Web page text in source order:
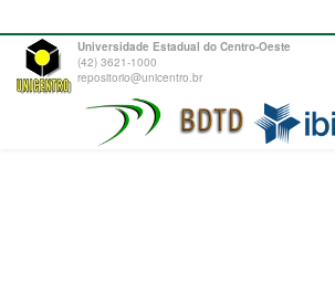
Universidade Estadual do Centro-Oeste
(42) 3621-1000
repositorio@unicentro.br